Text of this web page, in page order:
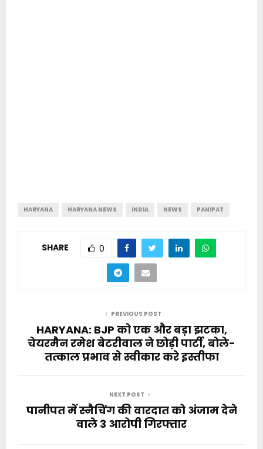
HARYANA HARYANA NEWS INDIA NEWS PANIPAT
SHARE 0
PREVIOUS POST
HARYANA: BJP को एक और बड़ा झटका,
चेयरमैन रमेश बेटरीवाल ने छोड़ी पार्टी, बोले-
तत्काल प्रभाव से स्वीकार करे इस्तीफा
NEXT POST
पानीपत में स्नैचिंग की वारदात को अंजाम देने
वाले 3 आरोपी गिरफ्तार